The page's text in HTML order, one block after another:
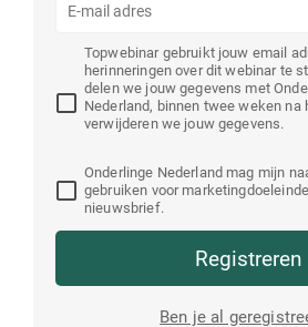
Topwebinar gebruikt jouw email
herinneringen over dit webinar te
delen we jouw gegevens met
Nederland, binnen twee weken na
verwijderen we jouw gegevens.
Onderlinge Nederland mag mijn
gebruiken voor
nieuwsbrief.
Registreren
Ben je al